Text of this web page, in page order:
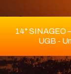
14° SINAGEO
UGB -